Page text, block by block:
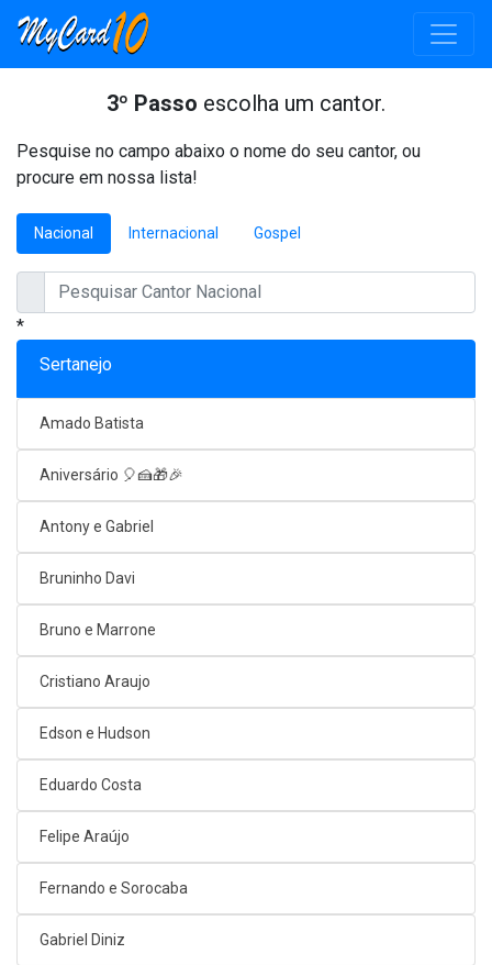
3º Passo escolha um cantor.
Pesquise no campo abaixo o nome do seu cantor, ou
procure em nossa lista!
Nacional Internacional Gospel
*
Sertanejo
Amado Batista
Aniversário 🎈🍰🎁🎉
Antony e Gabriel
Bruninho Davi
Bruno e Marrone
Cristiano Araujo
Edson e Hudson
Eduardo Costa
Felipe Araújo
Fernando e Sorocaba
Gabriel Diniz